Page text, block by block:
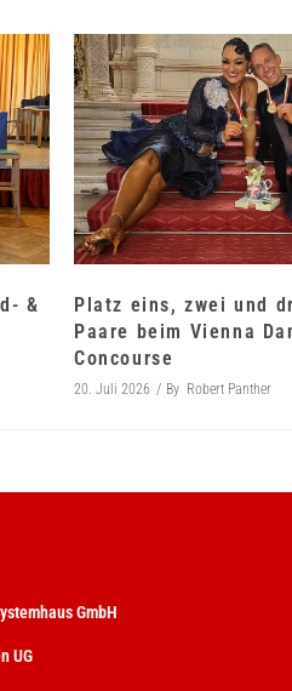
&
Platz eins, zwei und
Paare beim Vienna
Concourse
20. Juli 2026 By Robert Panther
GmbH
UG